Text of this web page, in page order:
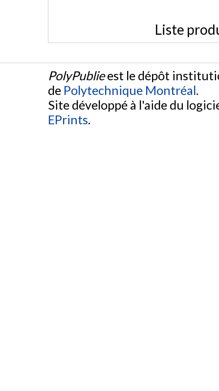
Liste
PolyPublieest le dépôt
de Polytechnique Montréal.
Site développé à l'aide du
EPrints.